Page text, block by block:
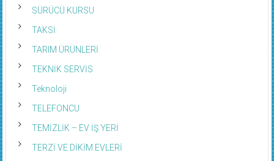
SÜRÜCÜ KURSU
TAKSİ
TARIM ÜRÜNLERİ
TEKNİK SERVİS
Teknoloji
TELEFONCU
TEMİZLİK – EV İŞ YERİ
TERZİ VE DİKİM EVLERİ